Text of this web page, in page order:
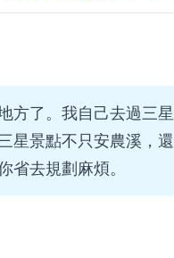
方了。我自己去過三
星景點不只安農溪，
省去規劃麻煩。